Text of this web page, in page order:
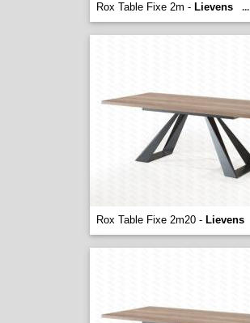
Rox Table Fixe 2m - Lievens ...
Rox Table Fixe 2m20 - Lievens